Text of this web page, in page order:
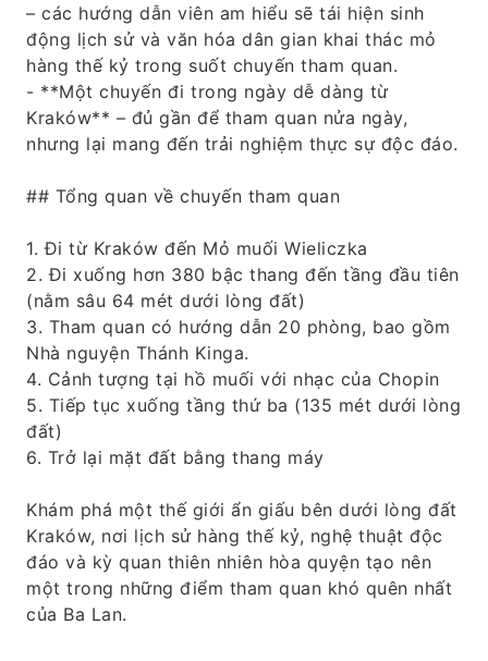
– các hướng dẫn viên am hiểu sẽ tái hiện sinh
động lịch sử và văn hóa dân gian khai thác mỏ
hàng thế kỷ trong suốt chuyến tham quan.
- **Một chuyến đi trong ngày dễ dàng từ
Kraków** – đủ gần để tham quan nửa ngày,
nhưng lại mang đến trải nghiệm thực sự độc đáo.
## Tổng quan về chuyến tham quan
1. Đi từ Kraków đến Mỏ muối Wieliczka
2. Đi xuống hơn 380 bậc thang đến tầng đầu tiên
(nằm sâu 64 mét dưới lòng đất)
3. Tham quan có hướng dẫn 20 phòng, bao gồm
Nhà nguyện Thánh Kinga.
4. Cảnh tượng tại hồ muối với nhạc của Chopin
5. Tiếp tục xuống tầng thứ ba (135 mét dưới lòng
đất)
6. Trở lại mặt đất bằng thang máy
Khám phá một thế giới ẩn giấu bên dưới lòng đất
Kraków, nơi lịch sử hàng thế kỷ, nghệ thuật độc
đáo và kỳ quan thiên nhiên hòa quyện tạo nên
một trong những điểm tham quan khó quên nhất
của Ba Lan.